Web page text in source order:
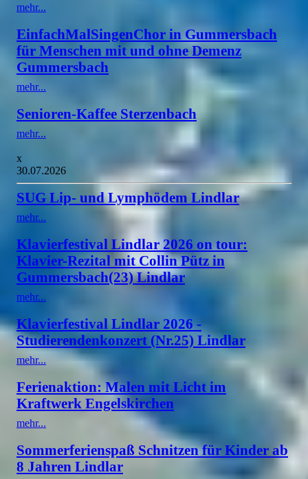
mehr...
EinfachMalSingenChor in Gummersbach
für Menschen mit und ohne Demenz
Gummersbach
mehr...
Senioren-Kaffee Sterzenbach
mehr...
x
30.07.2026
SUG Lip- und Lymphödem Lindlar
mehr...
Klavierfestival Lindlar 2026 on tour:
Klavier-Rezital mit Collin Pütz in
Gummersbach(23) Lindlar
mehr...
Klavierfestival Lindlar 2026 -
Studierendenkonzert (Nr.25) Lindlar
mehr...
Ferienaktion: Malen mit Licht im
Kraftwerk Engelskirchen
mehr...
Sommerferienspaß Schnitzen für Kinder ab
8 Jahren Lindlar